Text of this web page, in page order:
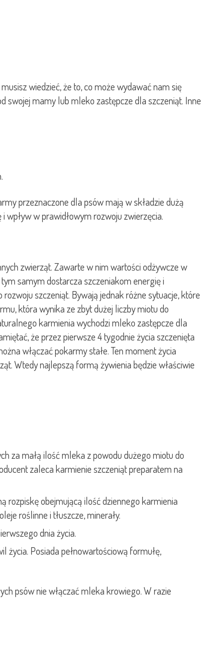
wiedzieć, że to, co może wydawać nam się
swojej mamy lub mleko zastępcze dla szczeniąt. Inne
przeznaczone dla psów mają w składzie dużą
wpływ w prawidłowym rozwoju zwierzęcia.
zwierząt. Zawarte w nim wartości odżywcze w
samym dostarcza szczeniakom energię i
szczeniąt. Bywają jednak różne sytuacje, które
która wynika ze zbyt dużej liczby miotu do
karmienia wychodzi mleko zastępcze dla
że przez pierwsze 4 tygodnie życia szczenięta
włączać pokarmy stałe. Ten moment życia
Wtedy najlepszą formą żywienia będzie właściwie
za małą ilość mleka z powodu dużego miotu do
zaleca karmienie szczeniąt preparatem na
rozpiskę obejmującą ilość dziennego karmienia
roślinne i tłuszcze, minerały.
dnia życia.
życia. Posiada pełnowartościową formułę,
psów nie włączać mleka krowiego. W razie